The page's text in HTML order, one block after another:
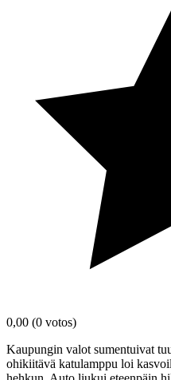
0,00 (0 votos)
Kaupungin valot sumentuivat
ohikiitävä katulamppu loi